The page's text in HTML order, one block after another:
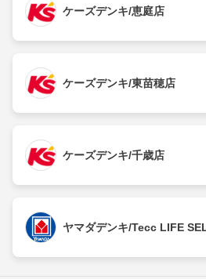
ケーズデンキ/恵庭店
ケーズデンキ/東苗穂店
ケーズデンキ/千歳店
ヤマダデンキ/Tecc LIFE